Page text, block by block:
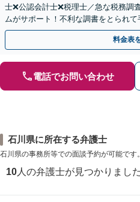
士❌公認会計士❌税理士／急な税務調
ムがサポート！不利な調書をとられ
い。
料金表
電話でお問い合わせ
石川県に所在する弁護士
石川県の事務所等での面談予約が可能です。
10 人の弁護士が見つかりました